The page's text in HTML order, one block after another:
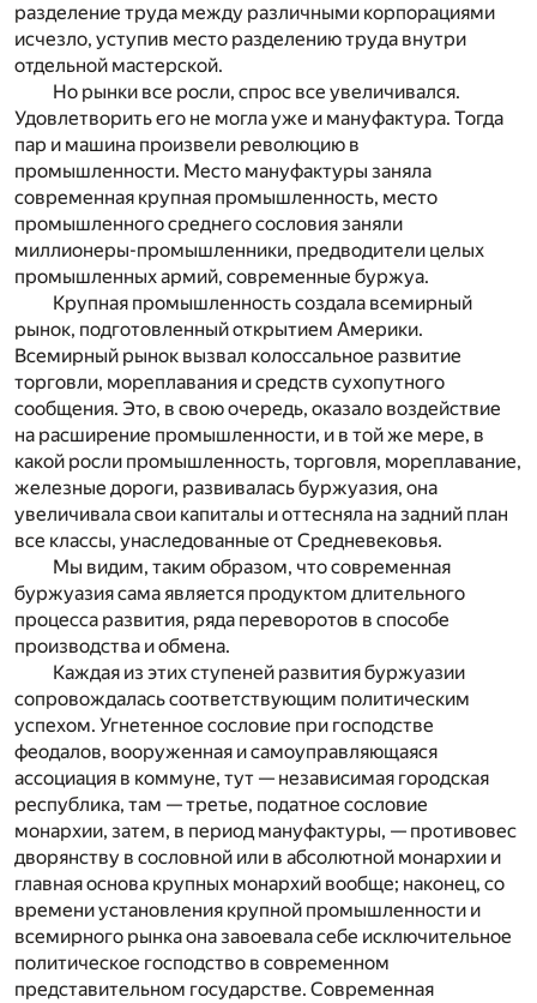
разделение труда между различными корпорациями
исчезло, уступив место разделению труда внутри
отдельной мастерской.
Но рынки все росли, спрос все увеличивался.
Удовлетворить его не могла уже и мануфактура. Тогда
пар и машина произвели революцию в
промышленности. Место мануфактуры заняла
современная крупная промышленность, место
промышленного среднего сословия заняли
миллионеры-промышленники, предводители целых
промышленных армий, современные буржуа.
Крупная промышленность создала всемирный
рынок, подготовленный открытием Америки.
Всемирный рынок вызвал колоссальное развитие
торговли, мореплавания и средств сухопутного
сообщения. Это, в свою очередь, оказало воздействие
на расширение промышленности, и в той же мере, в
какой росли промышленность, торговля, мореплавание,
железные дороги, развивалась буржуазия, она
увеличивала свои капиталы и оттесняла на задний план
все классы, унаследованные от Средневековья.
Мы видим, таким образом, что современная
буржуазия сама является продуктом длительного
процесса развития, ряда переворотов в способе
производства и обмена.
Каждая из этих ступеней развития буржуазии
сопровождалась соответствующим политическим
успехом. Угнетенное сословие при господстве
феодалов, вооруженная и самоуправляющаяся
ассоциация в коммуне, тут — независимая городская
республика, там — третье, податное сословие
монархии, затем, в период мануфактуры, — противовес
дворянству в сословной или в абсолютной монархии и
главная основа крупных монархий вообще; наконец, со
времени установления крупной промышленности и
всемирного рынка она завоевала себе исключительное
политическое господство в современном
представительном государстве. Современная